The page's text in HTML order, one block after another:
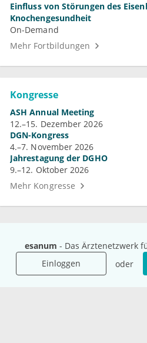
esanum - Das Ärztenetzwerk
Einloggen
oder
Einfluss von Störungen des
Knochengesundheit
On-Demand
Mehr Fortbildungen
Kongresse
ASH Annual Meeting
12.–15. Dezember 2026
DGN-Kongress
4.–7. November 2026
Jahrestagung der DGHO
9.–12. Oktober 2026
Mehr Kongresse
Unternehmen
Das sind wir